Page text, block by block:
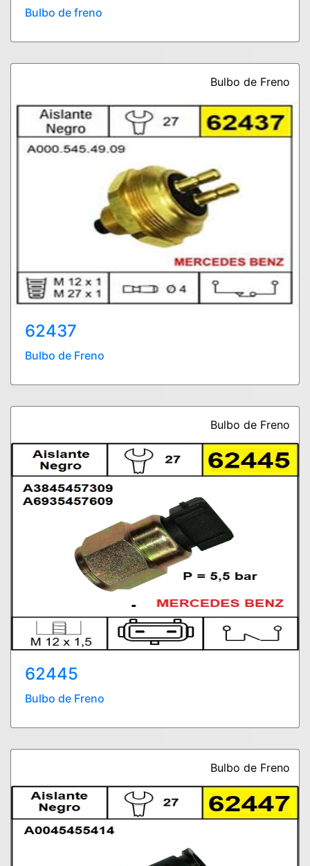
Bulbo de freno
Bulbo de Freno
62437
Bulbo de Freno
Bulbo de Freno
62445
Bulbo de Freno
Bulbo de Freno